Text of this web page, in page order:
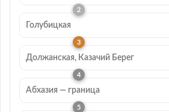
Голубицкая
Должанская, Казачий Берег
Абхазия — граница